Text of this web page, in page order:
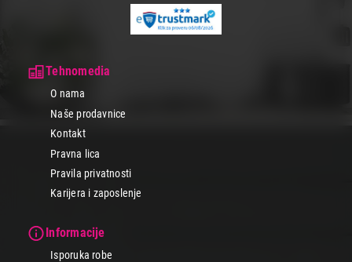
Tehnomedia
O nama
Naše prodavnice
Kontakt
Pravna lica
Pravila privatnosti
Karijera i zaposlenje
Informacije
Isporuka robe